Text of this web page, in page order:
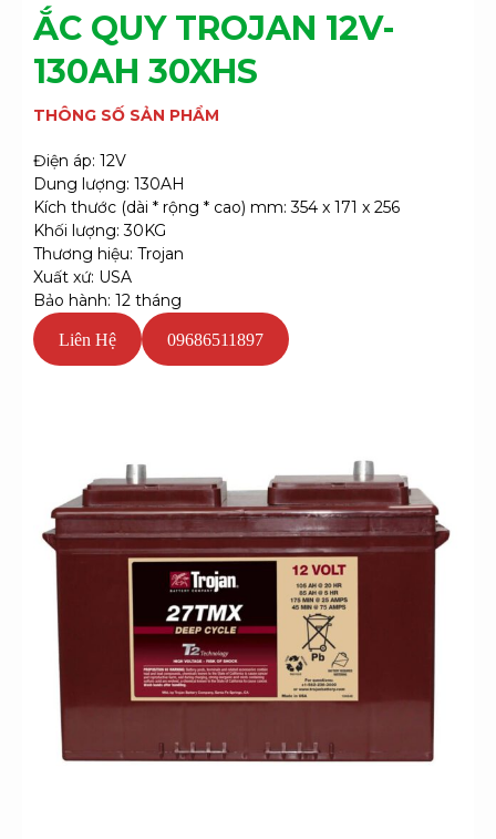
ẮC QUY TROJAN 12V-
130AH 30XHS
THÔNG SỐ SẢN PHẨM
Điện áp: 12V
Dung lượng: 130AH
Kích thước (dài * rộng * cao) mm: 354 x 171 x 256
Khối lượng: 30KG
Thương hiệu: Trojan
Xuất xứ: USA
Bảo hành: 12 tháng
Liên Hệ 09686511897